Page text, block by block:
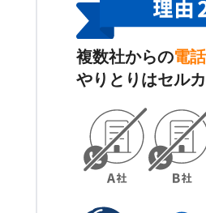
複数社からの電
やりとりはセル